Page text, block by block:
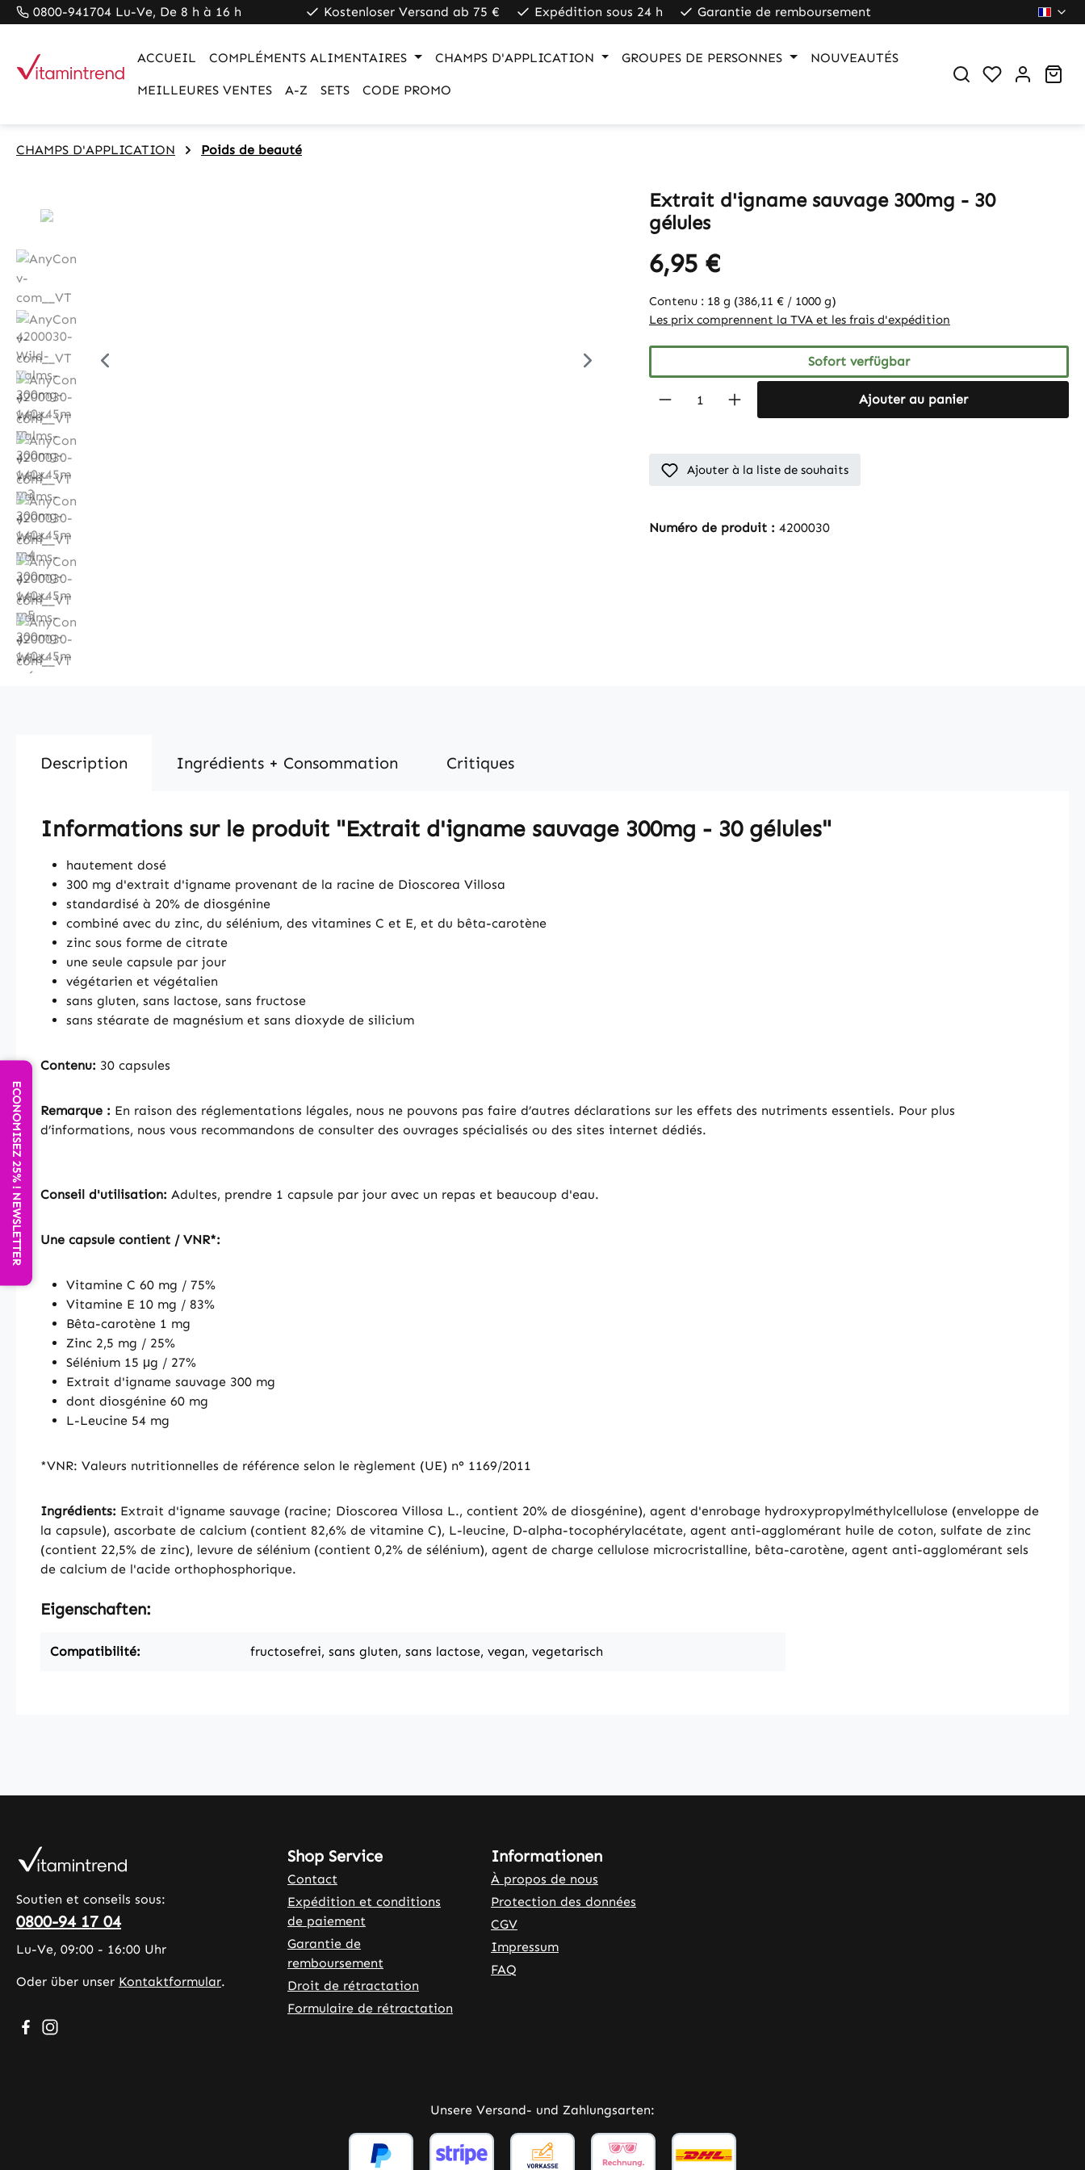
Zur Hauptnavigation springen
ECONOMISEZ 25% ! NEWSLETTER
0800-941704 Lu-Ve, De 8 h à 16 h Kostenloser Versand ab 75 € Expédition sous 24 h Garantie de remboursement
ACCUEIL COMPLÉMENTS ALIMENTAIRES CHAMPS D'APPLICATION GROUPES DE PERSONNES NOUVEAUTÉS
MEILLEURES VENTES A-Z SETS CODE PROMO
CHAMPS D'APPLICATION Poids de beauté
Extrait d'igname sauvage 300mg - 30
gélules
6,95 €
Contenu : 18 g (386,11 € / 1000 g)
Les prix comprennent la TVA et les frais d'expédition
Sofort verfügbar
Produkt Anzahl: Gib den gewünschten Wert
Ajouter au panier
Ajouter à la liste de souhaits
Numéro de produit : 4200030
Description Ingrédients + Consommation Critiques
Informations sur le produit "Extrait d'igname sauvage 300mg - 30 gélules"
hautement dosé
300 mg d'extrait d'igname provenant de la racine de Dioscorea Villosa
standardisé à 20% de diosgénine
combiné avec du zinc, du sélénium, des vitamines C et E, et du bêta-carotène
zinc sous forme de citrate
une seule capsule par jour
végétarien et végétalien
sans gluten, sans lactose, sans fructose
sans stéarate de magnésium et sans dioxyde de silicium
Contenu: 30 capsules
Remarque : En raison des réglementations légales, nous ne pouvons pas faire d’autres déclarations sur les effets des nutriments essentiels. Pour plus
d’informations, nous vous recommandons de consulter des ouvrages spécialisés ou des sites internet dédiés.
Conseil d'utilisation: Adultes, prendre 1 capsule par jour avec un repas et beaucoup d'eau.
Une capsule contient / VNR*:
Vitamine C 60 mg / 75%
Vitamine E 10 mg / 83%
Bêta-carotène 1 mg
Zinc 2,5 mg / 25%
Sélénium 15 μg / 27%
Extrait d'igname sauvage 300 mg
dont diosgénine 60 mg
L-Leucine 54 mg
*VNR: Valeurs nutritionnelles de référence selon le règlement (UE) n° 1169/2011
Ingrédients: Extrait d'igname sauvage (racine; Dioscorea Villosa L., contient 20% de diosgénine), agent d'enrobage hydroxypropylméthylcellulose (enveloppe de
la capsule), ascorbate de calcium (contient 82,6% de vitamine C), L-leucine, D-alpha-tocophérylacétate, agent anti-agglomérant huile de coton, sulfate de zinc
(contient 22,5% de zinc), levure de sélénium (contient 0,2% de sélénium), agent de charge cellulose microcristalline, bêta-carotène, agent anti-agglomérant sels
de calcium de l'acide orthophosphorique.
Eigenschaften:
Compatibilité: fructosefrei, sans gluten, sans lactose, vegan, vegetarisch
Soutien et conseils sous:
0800-94 17 04
Lu-Ve, 09:00 - 16:00 Uhr
Oder über unser Kontaktformular.
Besuche uns auf Facebook – öffnet in neuem Tab (externer Link)
Schau auf Instagram vorbei – öffnet in neuem Tab (externer Link)
Shop Service
Contact
Expédition et conditions
de paiement
Garantie de
remboursement
Droit de rétractation
Formulaire de rétractation
Informationen
À propos de nous
Protection des données
CGV
Impressum
FAQ
Unsere Versand- und Zahlungsarten: